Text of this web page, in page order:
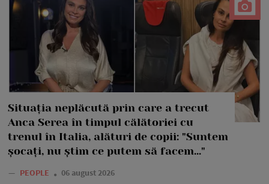
Situația neplăcută prin care a trecut
Anca Serea în timpul călătoriei cu
trenul în Italia, alături de copii: "Suntem
șocați, nu știm ce putem să facem..."
— PEOPLE 06 august 2026